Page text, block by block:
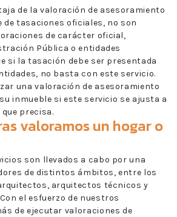
de la valoración de asesoramiento
de tasaciones oficiales, no son
de carácter oficial,
Pública o entidades
si la tasación debe ser presentada
no basta con este servicio.
una valoración de asesoramiento
inmueble si este servicio se ajusta a
precisa.
valoramos un hogar o
son llevados a cabo por una
de distintos ámbitos, entre los
arquitectos técnicos y
el esfuerzo de nuestros
de ejecutar valoraciones de